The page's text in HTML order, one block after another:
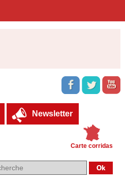
Newsletter
Carte corridas